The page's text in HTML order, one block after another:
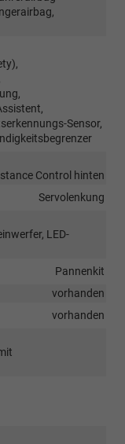
Sensor,
Control hinten
Servolenkung
LED-
Pannenkit
vorhanden
vorhanden